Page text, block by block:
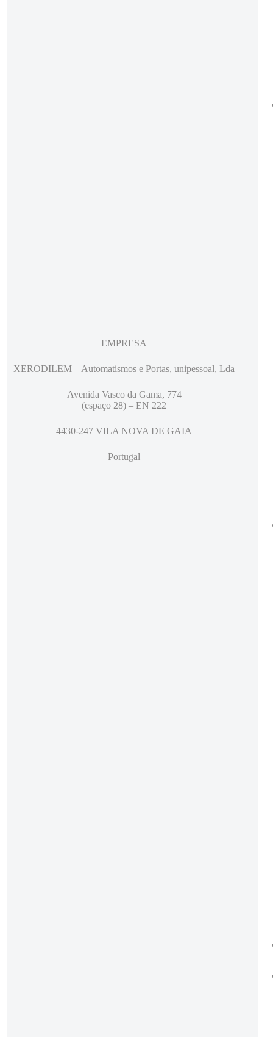
EMPRESA
XERODILEM – Automatismos e Portas, unipessoal, Lda
Avenida Vasco da Gama, 774
(espaço 28) – EN 222
4430-247 VILA NOVA DE GAIA
Portugal